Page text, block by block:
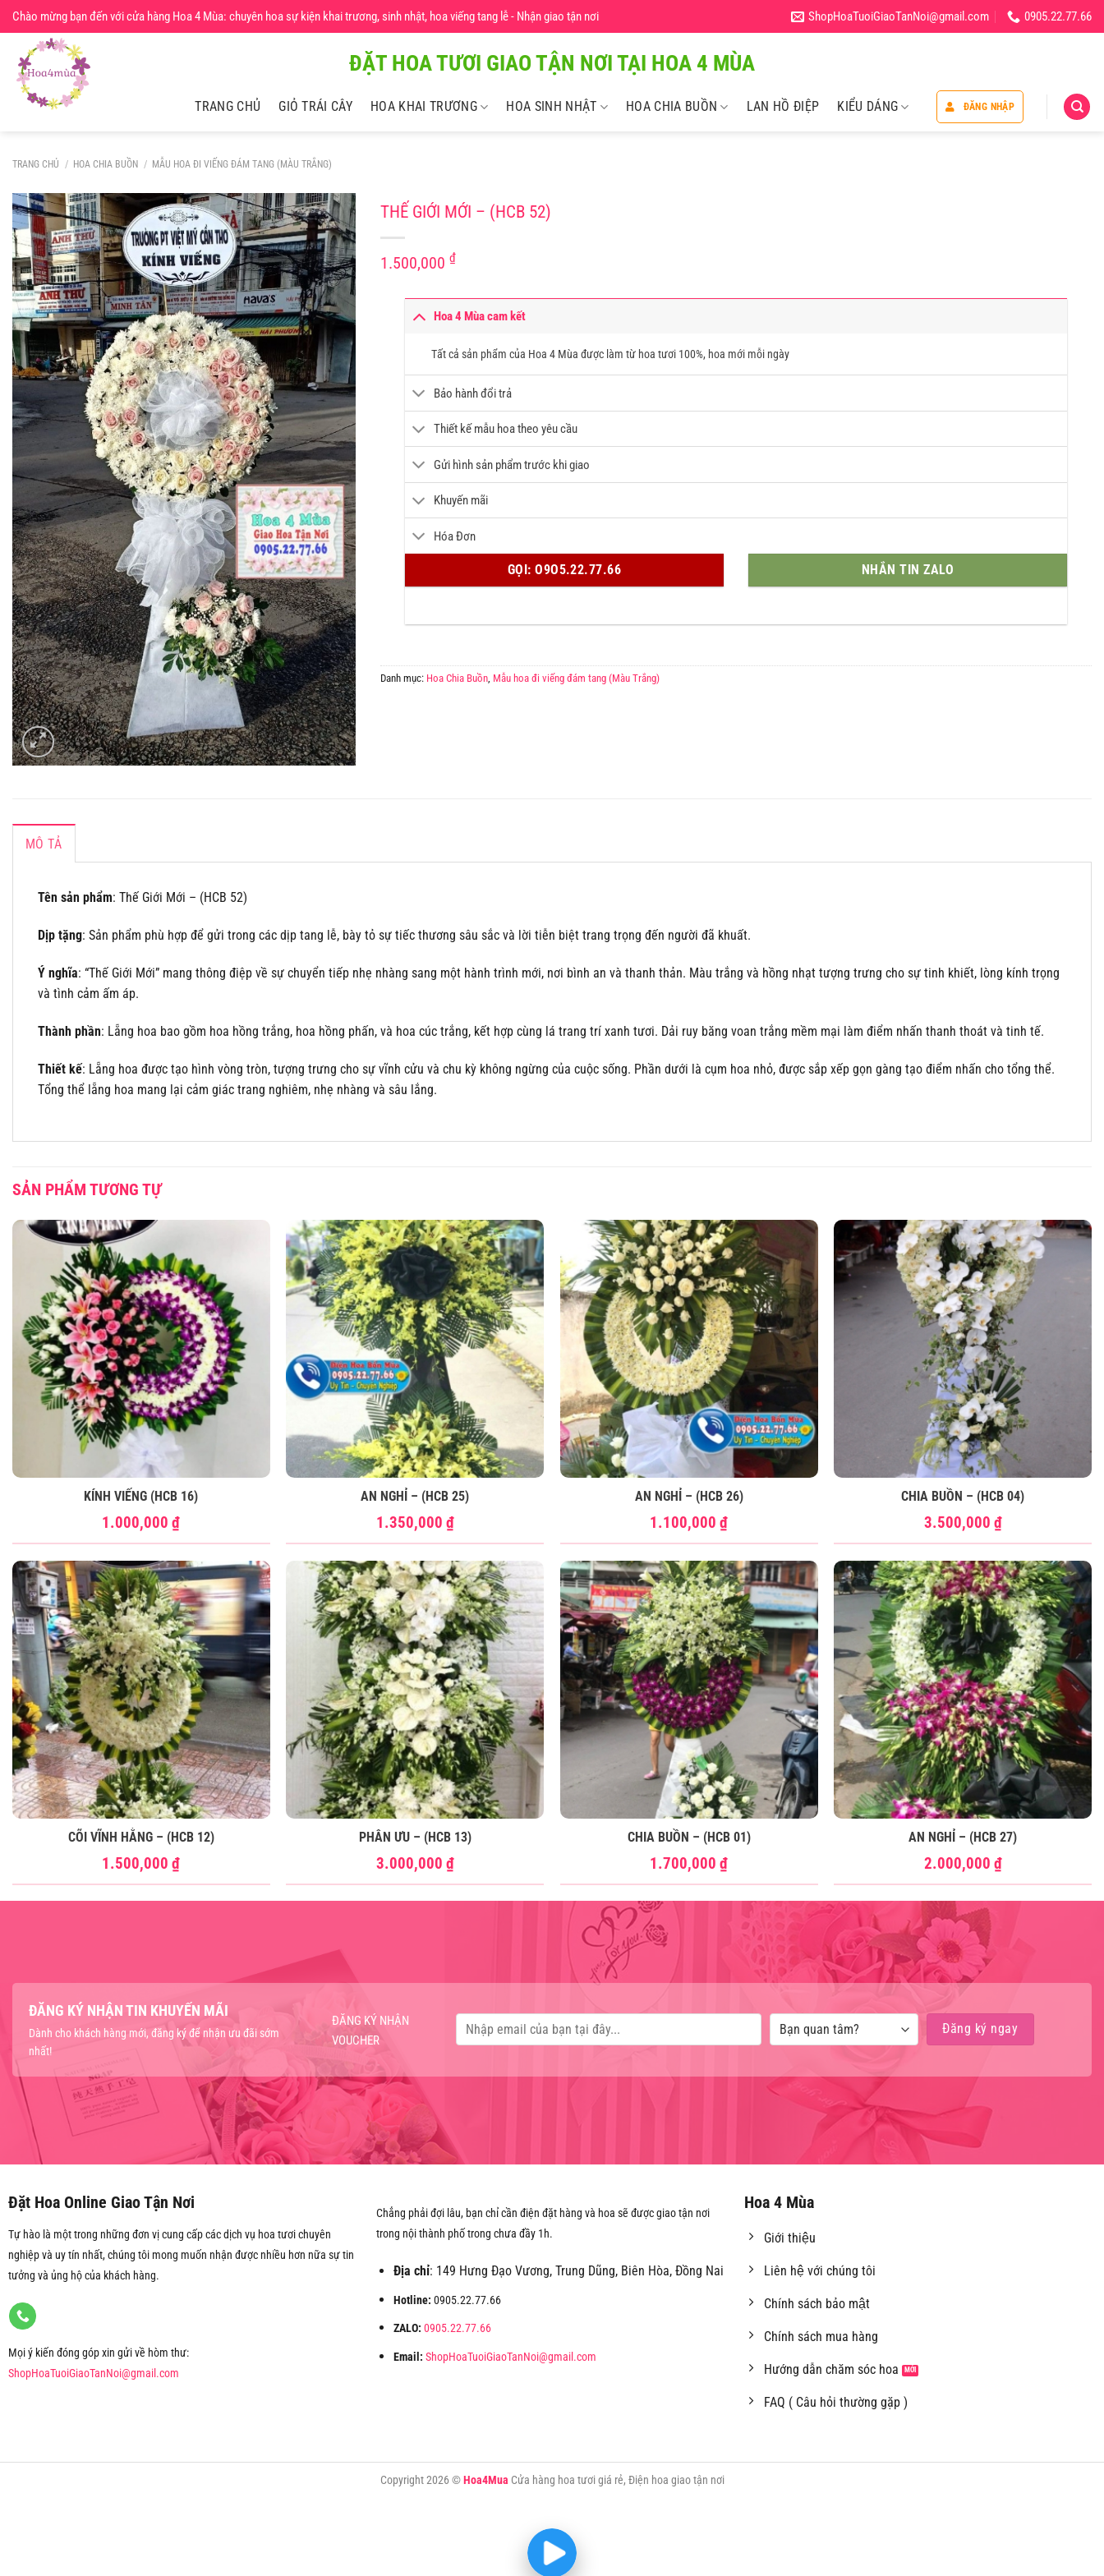
Chuyển
đến
dung
Chào mừng bạn đến với cửa hàng Hoa 4 Mùa: chuyên hoa sự kiện khai trương, sinh nhật, hoa viếng tang lễ - Nhận giao tận nơi ShopHoaTuoiGiaoTanNoi@gmail.com 0905.22.77.66
ĐẶT HOA TƯƠI GIAO TẬN NƠI TẠI HOA 4 MÙA
TRANG CHỦ GIỎ TRÁI CÂY HOA KHAI TRƯƠNG HOA SINH NHẬT HOA CHIA BUỒN LAN HỒ ĐIỆP KIỂU DÁNG ĐĂNG NHẬP
TRANG CHỦ / HOA CHIA BUỒN / MẪU HOA ĐI VIẾNG ĐÁM TANG (MÀU TRẮNG)
THẾ GIỚI MỚI – (HCB 52)
1.500,000 ₫
Hoa 4 Mùa cam kết
Tất cả sản phẩm của Hoa 4 Mùa được làm từ hoa tươi 100%, hoa mới mỗi ngày
Bảo hành đổi trả
Thiết kế mẫu hoa theo yêu cầu
Gửi hình sản phẩm trước khi giao
Khuyến mãi
Hóa Đơn
GỌI: O9O5.22.77.66 NHẮN TIN ZALO
Danh mục: Hoa Chia Buồn, Mẫu hoa đi viếng đám tang (Màu Trắng)
MÔ TẢ
Tên sản phẩm: Thế Giới Mới – (HCB 52)
Dịp tặng: Sản phẩm phù hợp để gửi trong các dịp tang lễ, bày tỏ sự tiếc thương sâu sắc và lời tiễn biệt trang trọng đến người đã khuất.
Ý nghĩa: “Thế Giới Mới” mang thông điệp về sự chuyển tiếp nhẹ nhàng sang một hành trình mới, nơi bình an và thanh thản. Màu trắng và hồng nhạt tượng trưng cho sự tinh khiết, lòng kính trọng
và tình cảm ấm áp.
Thành phần: Lẵng hoa bao gồm hoa hồng trắng, hoa hồng phấn, và hoa cúc trắng, kết hợp cùng lá trang trí xanh tươi. Dải ruy băng voan trắng mềm mại làm điểm nhấn thanh thoát và tinh tế.
Thiết kế: Lẵng hoa được tạo hình vòng tròn, tượng trưng cho sự vĩnh cửu và chu kỳ không ngừng của cuộc sống. Phần dưới là cụm hoa nhỏ, được sắp xếp gọn gàng tạo điểm nhấn cho tổng thể.
Tổng thể lẵng hoa mang lại cảm giác trang nghiêm, nhẹ nhàng và sâu lắng.
SẢN PHẨM TƯƠNG TỰ
KÍNH VIẾNG (HCB 16)
1.000,000₫
AN NGHỈ – (HCB 25)
1.350,000 ₫
AN NGHỈ – (HCB 26)
1.100,000₫
CHIA BUỒN – (HCB 04)
3.500,000 ₫
CÕI VĨNH HẰNG – (HCB 12)
1.500,000₫
PHÂN ƯU – (HCB 13)
3.000,000 ₫
CHIA BUỒN – (HCB 01)
1.700,000₫
AN NGHỈ – (HCB 27)
2.000,000 ₫
ĐĂNG KÝ NHẬN TIN KHUYẾN MÃI
Dành cho khách hàng mới, đăng ký để nhận ưu đãi sớm
nhất!
ĐĂNG KÝ NHẬN
VOUCHER
Đặt Hoa Online Giao Tận Nơi
Tự hào là một trong những đơn vị cung cấp các dịch vụ hoa tươi chuyên
nghiệp và uy tín nhất, chúng tôi mong muốn nhận được nhiều hơn nữa sự tin
tưởng và ủng hộ của khách hàng.
Mọi ý kiến đóng góp xin gửi về hòm thư:
ShopHoaTuoiGiaoTanNoi@gmail.com
Chẳng phải đợi lâu, bạn chỉ cần điện đặt hàng và hoa sẽ được giao tận nơi
trong nội thành phố trong chưa đầy 1h.
Địa chỉ: 149 Hưng Đạo Vương, Trung Dũng, Biên Hòa, Đồng Nai
Hotline: 0905.22.77.66
ZALO: 0905.22.77.66
Email: ShopHoaTuoiGiaoTanNoi@gmail.com
Hoa 4 Mùa
Giới thiệu
Liên hệ với chúng tôi
Chính sách bảo mật
Chính sách mua hàng
Hướng dẫn chăm sóc hoa
FAQ ( Câu hỏi thường gặp )
Copyright 2026 ©Hoa4Mua Cửa hàng hoa tươi giá rẻ, Điện hoa giao tận nơi